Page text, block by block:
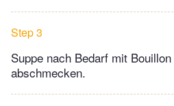
Step 3
Suppe nach Bedarf mit
abschmecken.